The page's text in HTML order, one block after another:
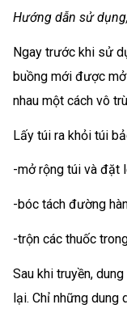
Hướng dẫn sử
Ngay trước khi sử
buồng mới được
nhau một cách vô
Lấy túi ra khỏi túi
-mở rộng túi và đặt
-bóc tách đường
-trộn các thuốc
Sau khi truyền,
lại. Chỉ những dung